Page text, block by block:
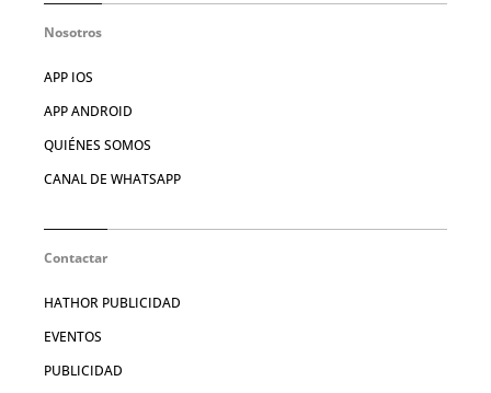
Nosotros
APP IOS
APP ANDROID
QUIÉNES SOMOS
CANAL DE WHATSAPP
Contactar
HATHOR PUBLICIDAD
EVENTOS
PUBLICIDAD